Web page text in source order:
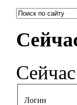
Логин